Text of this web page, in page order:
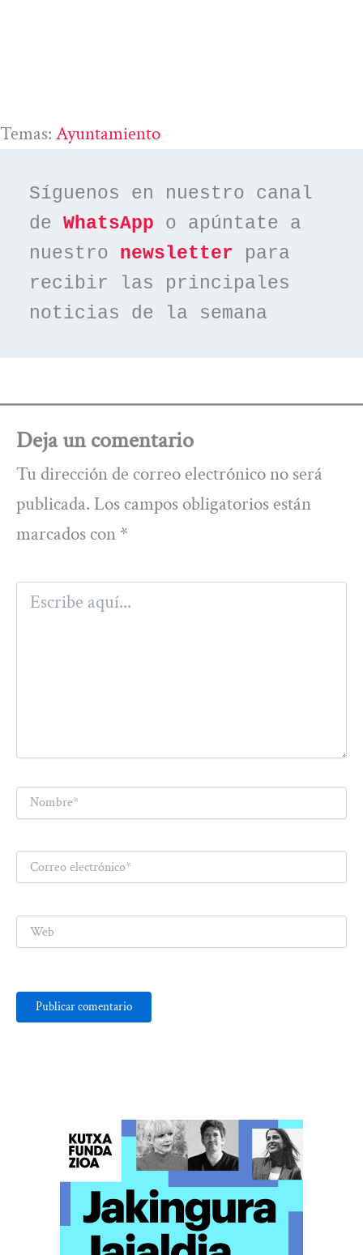
Temas: Ayuntamiento
Síguenos en nuestro canal
de WhatsApp o apúntate a
nuestro newsletter para
recibir las principales
noticias de la semana
Deja un comentario
Tu dirección de correo electrónico no será
publicada. Los campos obligatorios están
marcados con *
aquí...
Nombre*
electrónico*
Web